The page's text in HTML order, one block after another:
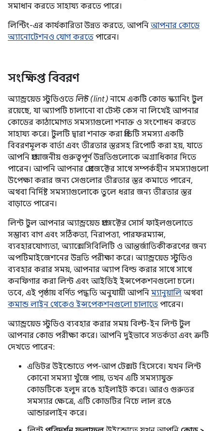
সমাধান করতে সাহায্য করতে পারে।
লিন্টিং-এর কার্যকারিতা উন্নত করতে, আপনি আপনার কোডে
অ্যানোটেশনও যোগ করতে পারেন।
সংক্ষিপ্ত বিবরণ
অ্যান্ড্রয়েড স্টুডিওতে লিন্ট (lint) নামে একটি কোড স্ক্যানিং টুল
রয়েছে, যা অ্যাপটি চালানো বা টেস্ট কেস না লিখেই আপনার
কোডের কাঠামোগত সমস্যাগুলো শনাক্ত ও সংশোধন করতে
সাহায্য করে। টুলটি দ্বারা শনাক্ত করা প্রতিটি সমস্যা একটি
বিবরণমূলক বার্তা এবং তীব্রতার স্তরসহ রিপোর্ট করা হয়, যাতে
আপনি প্রয়োজনীয় গুরুত্বপূর্ণ উন্নতিগুলোকে অগ্রাধিকার দিতে
পারেন। আপনি আপনার প্রোজেক্টের সাথে সম্পর্কহীন সমস্যাগুলো
উপেক্ষা করার জন্য সেগুলোর তীব্রতার স্তর কমাতে পারেন,
অথবা নির্দিষ্ট সমস্যাগুলোকে তুলে ধরার জন্য তীব্রতার স্তর
বাড়াতে পারেন।
লিন্ট টুল আপনার অ্যান্ড্রয়েড প্রজেক্টের সোর্স ফাইলগুলোতে
সম্ভাব্য বাগ এবং সঠিকতা, নিরাপত্তা, পারফরম্যান্স,
ব্যবহারযোগ্যতা, অ্যাক্সেসিবিলিটি ও আন্তর্জাতিকীকরণের জন্য
অপটিমাইজেশনের উন্নতি পরীক্ষা করে। অ্যান্ড্রয়েড স্টুডিও
ব্যবহার করার সময়, আপনার অ্যাপ বিল্ড করার সাথে সাথে
কনফিগার করা লিন্ট এবং আইডিই ইন্সপেকশনগুলো চলে।
তবে, এই পৃষ্ঠায় বর্ণিত পদ্ধতি অনুযায়ী আপনি ম্যানুয়ালি অথবা
কমান্ড লাইন থেকেও ইন্সপেকশনগুলো চালাতে পারেন।
অ্যান্ড্রয়েড স্টুডিও ব্যবহার করার সময় বিল্ট-ইন লিন্ট টুল
আপনার কোড পরীক্ষা করে। আপনি দুইভাবে সতর্কতা এবং ত্রুটি
দেখতে পারেন:
এডিটর উইন্ডোতে পপ-আপ টেক্সট হিসেবে। যখন লিন্ট
কোনো সমস্যা খুঁজে পায়, তখন এটি সমস্যাযুক্ত
কোডটিকে হলুদ রঙে হাইলাইট করে। আরও গুরুতর
সমস্যার ক্ষেত্রে, এটি কোডটির নিচে লাল রঙে
আন্ডারলাইন করে।